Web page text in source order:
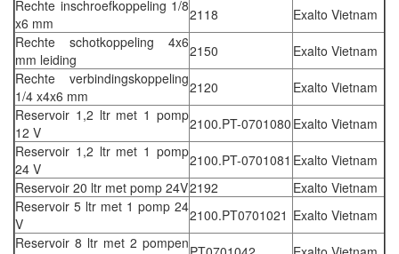
Rechte inschroefkoppeling 1/8
x6 mm
2118
Exalto Vietnam
Rechte schotkoppeling 4x6
mm leiding
2150
Exalto Vietnam
Rechte verbindingskoppeling
1/4 x4x6 mm
2120
Exalto Vietnam
Reservoir 1,2 ltr met 1 pomp
12 V
2100.PT-0701080 Exalto Vietnam
Reservoir 1,2 ltr met 1 pomp
24 V
2100.PT-0701081 Exalto Vietnam
Reservoir 20 ltr met pomp 24V2192
Exalto Vietnam
Reservoir 5 ltr met 1 pomp 24
V
2100.PT0701021 Exalto Vietnam
Reservoir 8 ltr met 2 pompen